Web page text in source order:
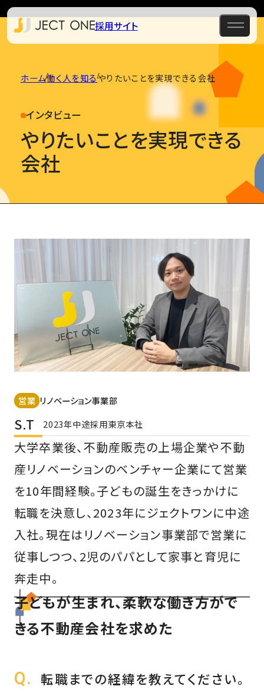
採用サイト
ホーム働く人を知るやりたいことを実現できる会社
インタビュー
やりたいことを実現できる
会社
営業 リノベーション事業部
S.T 2023年中途採用東京本社
大学卒業後、不動産販売の上場企業や不動
産リノベーションのベンチャー企業にて営業
を10年間経験。子どもの誕生をきっかけに
転職を決意し、2023年にジェクトワンに中途
入社。現在はリノベーション事業部で営業に
従事しつつ、2児のパパとして家事と育児に
奔走中。
子どもが生まれ、柔軟な働き方がで
きる不動産会社を求めた
転職までの経緯を教えてください。